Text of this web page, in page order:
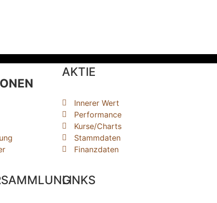
AKTIE
Innerer Wert
Performance
Kurse/Charts
Stammdaten
Finanzdaten
LINKS